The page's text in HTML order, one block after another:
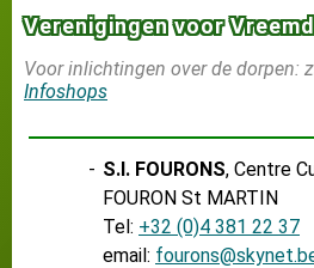
Verenigingen voor
Voor inlichtingen over de dorpen:
Infoshops
- S.I. FOURONS, Centre
FOURON St MARTIN
Tel: +32 (0)4 381 22 37
email: